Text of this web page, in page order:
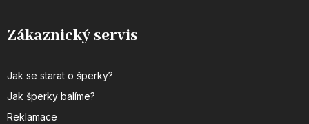
Zákaznický servis
Jak se starat o šperky?
Jak šperky balíme?
Reklamace